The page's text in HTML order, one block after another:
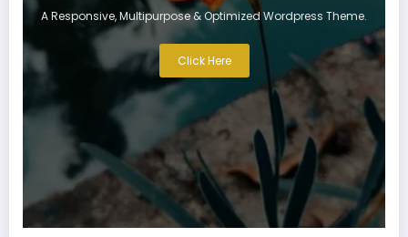
A Responsive, Multipurpose & Optimized Wordpress Theme.
Click Here